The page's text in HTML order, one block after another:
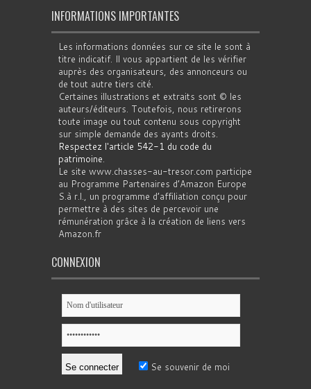
INFORMATIONS IMPORTANTES
Les informations données sur ce site le sont à
titre indicatif. Il vous appartient de les vérifier
auprès des organisateurs, des annonceurs ou
de tout autre tiers cité.
Certaines illustrations et extraits sont © les
auteurs/éditeurs. Toutefois, nous retirerons
toute image ou tout contenu sous copyright
sur simple demande des ayants droits.
Respectez l'article 542-1 du code du
patrimoine.
Le site www.chasses-au-tresor.com participe
au Programme Partenaires d’Amazon Europe
S.à r.l., un programme d’affiliation conçu pour
permettre à des sites de percevoir une
rémunération grâce à la création de liens vers
Amazon.fr
CONNEXION
Se souvenir de moi